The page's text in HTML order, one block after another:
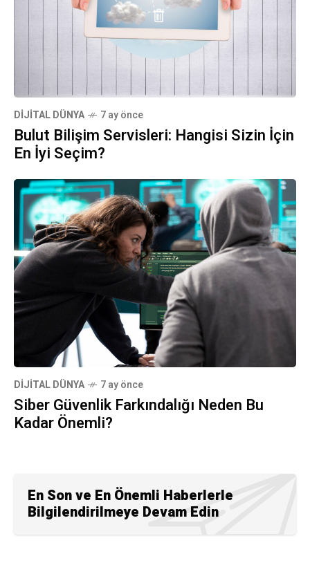
DIJITAL DÜNYA 7 ay önce
Bulut Bilişim Servisleri: Hangisi Sizin İçin
En İyi Seçim?
DIJITAL DÜNYA 7 ay önce
Siber Güvenlik Farkındalığı Neden Bu
Kadar Önemli?
En Son ve En Önemli Haberlerle
Bilgilendirilmeye Devam Edin